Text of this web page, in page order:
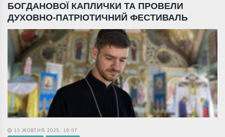
БОГДАНОВОЇ КАПЛИЧКИ ТА ПРОВЕЛИ
ДУХОВНО-ПАТРІОТИЧНИЙ ФЕСТИВАЛЬ
15 ЖОВТНЯ 2025, 19:07